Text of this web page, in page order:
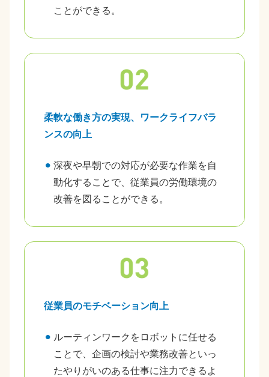
ことができる。
柔軟な働き方の実現、ワークライフバラ
ンスの向上
深夜や早朝での対応が必要な作業を自
動化することで、従業員の労働環境の
改善を図ることができる。
従業員のモチベーション向上
ルーティンワークをロボットに任せる
ことで、企画の検討や業務改善といっ
たやりがいのある仕事に注力できるよ